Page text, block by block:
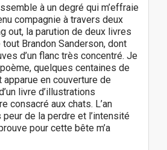
à un degré qui m’effraie
compagnie à travers deux
out, la parution de deux livres
Brandon Sanderson, dont
d’un flanc très concentré. Je
quelques centaines de
en couverture de
livre d’illustrations
consacré aux chats. L’an
peur de la perdre et l’intensité
pour cette bête m’a